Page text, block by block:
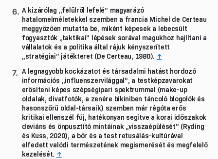
A kizárólag „felülről lefelé” magyarázó
hatalomelméletekkel szemben a francia Michel de Certeau
meggyőzően mutatta be, miként képesek a lebecsült
fogyasztók „taktikai” lépések sorával magukhoz hajlítani a
vállalatok és a politika által rájuk kényszerített
„stratégiai” játékteret (De Certeau, 1980). ↑
A legnagyobb kockázatot és társadalmi hatást hordozó
információs „influenszervilággal”, a testképzavarokat
erősíteni képes szépségipari spektrummal (make-up
oldalak, divatfotók, a zenére bikiniben táncoló blogolók és
hasonszőrű oldal-társaik) szemben már régóta erős
kritikai ellenszél fúj, hatékonyan segítve a korai időszakok
deviáns és önpusztító mintáinak „visszaépülését” (Ryding
és Kuss, 2020), a bőr és a test retusálás-kultúrával
elfedett valódi természetének megismerését és megfelelő
kezelését. ↑